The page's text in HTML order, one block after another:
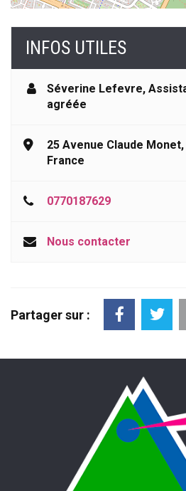
INFOS UTILES
Séverine Lefevre,
agréée
25 Avenue Claude
France
0770187629
Nous contacter
Partager sur :